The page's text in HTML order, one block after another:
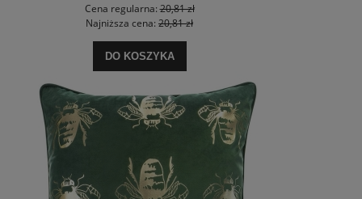
Cena regularna:20,81 zł
Najniższa cena: 20,81 zł
DO KOSZYKA